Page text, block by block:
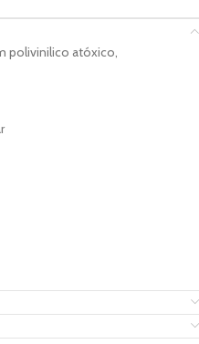
polivinilico atóxico,